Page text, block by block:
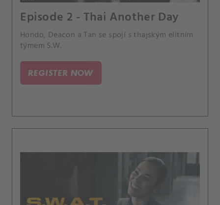
Episode 2 - Thai Another Day
Hondo, Deacon a Tan se spojí s thajským elitním
týmem S.W.
REGISTER NOW